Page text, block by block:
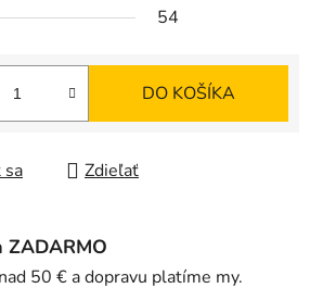
54
DO KOŠÍKA
sa Zdieľať
ZADARMO
50 € a dopravu platíme my.